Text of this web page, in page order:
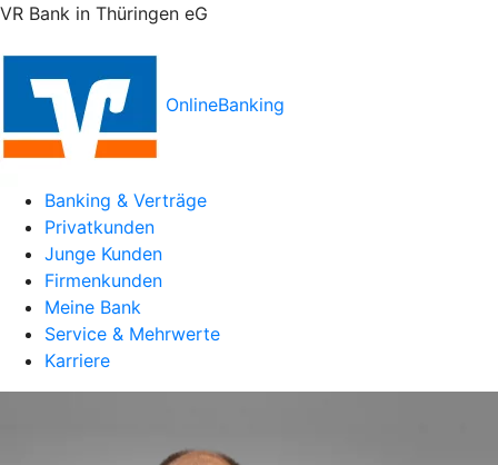
VR Bank in Thüringen eG
OnlineBanking
Banking & Verträge
Privatkunden
Junge Kunden
Firmenkunden
Meine Bank
Service & Mehrwerte
Karriere